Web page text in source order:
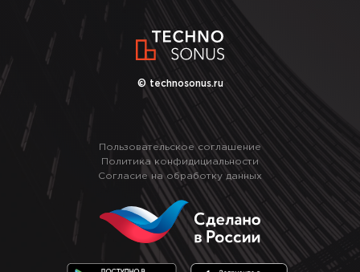
© technosonus.ru
Пользовательское соглашение
Политика конфидициальности
Согласие на обработку данных